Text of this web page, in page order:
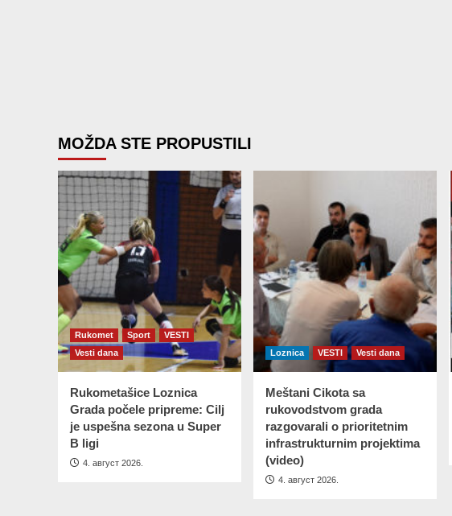
MOŽDA STE PROPUSTILI
Rukomet Sport
VESTI
Vesti dana
Rukometašice Loznica
Grada počele pripreme: Cilj
je uspešna sezona u Super
B ligi
4. август 2026.
Loznica VESTI Vesti dana
Meštani Cikota sa
rukovodstvom grada
razgovarali o prioritetnim
infrastrukturnim projektima
(video)
4. август 2026.